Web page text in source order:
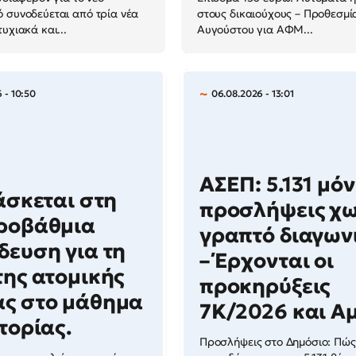
συνοδεύεται από τρία νέα
και...
στους δικαιούχους –
Αυγούστου για ΑΦΜ...
- 10:50
στη
για τη
ατομικής
στο μάθημα
06.08.2026 - 13:01
ΑΣΕΠ: 5.131
προσλήψεις
γραπτό
– Έρχονται οι
προκηρύξεις
7Κ/2026 και
Προσλήψεις στο Δημόσιο: Πώς